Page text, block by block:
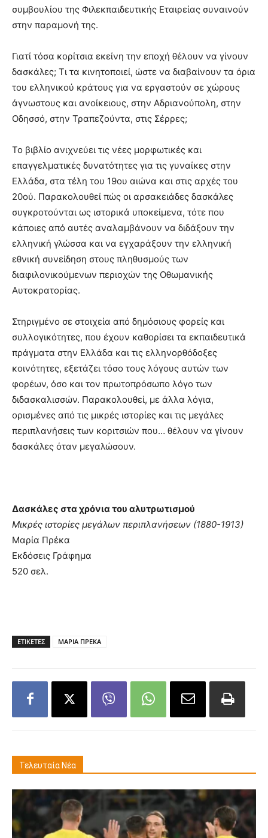
συμβουλίου της Φιλεκπαιδευτικής Εταιρείας συναινούν
στην παραμονή της.
Γιατί τόσα κορίτσια εκείνη την εποχή θέλουν να γίνουν
δασκάλες; Τι τα κινητοποιεί, ώστε να διαβαίνουν τα όρια
του ελληνικού κράτους για να εργαστούν σε χώρους
άγνωστους και ανοίκειους, στην Αδριανούπολη, στην
Οδησσό, στην Τραπεζούντα, στις Σέρρες;
Το βιβλίο ανιχνεύει τις νέες μορφωτικές και
επαγγελματικές δυνατότητες για τις γυναίκες στην
Ελλάδα, στα τέλη του 19ου αιώνα και στις αρχές του
20ού. Παρακολουθεί πώς οι αρσακειάδες δασκάλες
συγκροτούνται ως ιστορικά υποκείμενα, τότε που
κάποιες από αυτές αναλαμβάνουν να διδάξουν την
ελληνική γλώσσα και να εγχαράξουν την ελληνική
εθνική συνείδηση στους πληθυσμούς των
διαφιλονικούμενων περιοχών της Οθωμανικής
Αυτοκρατορίας.
Στηριγμένο σε στοιχεία από δημόσιους φορείς και
συλλογικότητες, που έχουν καθορίσει τα εκπαιδευτικά
πράγματα στην Ελλάδα και τις ελληνορθόδοξες
κοινότητες, εξετάζει τόσο τους λόγους αυτών των
φορέων, όσο και τον πρωτοπρόσωπο λόγο των
διδασκαλισσών. Παρακολουθεί, με άλλα λόγια,
ορισμένες από τις μικρές ιστορίες και τις μεγάλες
περιπλανήσεις των κοριτσιών που… θέλουν να γίνουν
δασκάλες όταν μεγαλώσουν.
Δασκάλες στα χρόνια του αλυτρωτισμού
Μικρές ιστορίες μεγάλων περιπλανήσεων (1880-1913)
Μαρία Πρέκα
Εκδόσεις Γράφημα
520 σελ.
ΕΤΙΚΕΤΕΣ ΜΑΡΙΑ ΠΡΕΚΑ
Τελευταία Νέα